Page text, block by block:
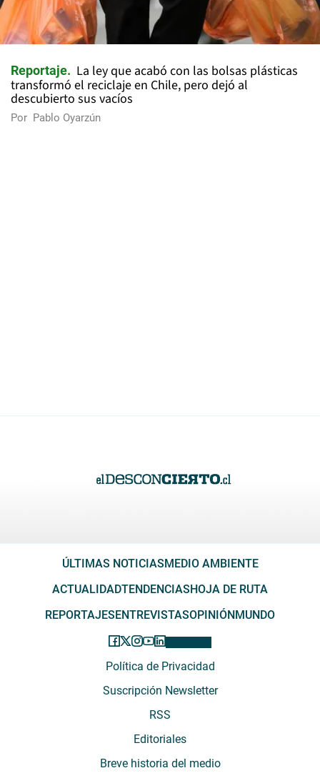
Reportaje
La ley que acabó con las bolsas plásticas
transformó el reciclaje en Chile, pero dejó al
descubierto sus vacíos
Por Pablo Oyarzún
ÚLTIMAS NOTICIAS MEDIO AMBIENTE
ACTUALIDADTENDENCIAS HOJA DE RUTA
REPORTAJES ENTREVISTASOPINIÓN MUNDO
Política de Privacidad
Suscripción Newsletter
RSS
Editoriales
Breve historia del medio